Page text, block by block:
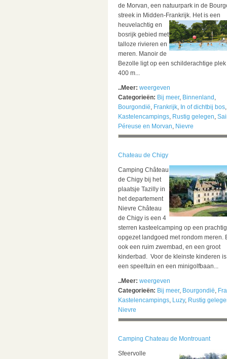
de Morvan, een natuurpark in de
streek in Midden-Frankrijk. Het is een
heuvelachtig en
bosrijk gebied met
talloze rivieren en
meren. Manoir de
Bezolle ligt op een schilderachtige
400 m...
..Meer: weergeven
Categorieën: Bij meer, Binnenland ,
Bourgondië, Frankrijk, In of dichtbij bos,
Kastelencampings, Rustig gelegen,
Péreuse en Morvan, Nievre
Chateau de Chigy
Camping Château
de Chigy bij het
plaatsje Tazilly in
het departement
Nievre Château
de Chigy is een 4
sterren kasteelcamping op een
opgezet landgoed met rondom meren.
ook een ruim zwembad, en een groot
kinderbad. Voor de kleinste kinderen
een speeltuin en een minigolfbaan...
..Meer: weergeven
Categorieën: Bij meer, Bourgondië,
Kastelencampings, Luzy, Rustig
Nievre
Camping Chateau de Montrouant
Sfeervolle